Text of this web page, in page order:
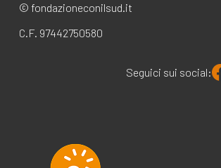
© fondazioneconilsud.it
C.F. 97442750580
Seguici sui social: